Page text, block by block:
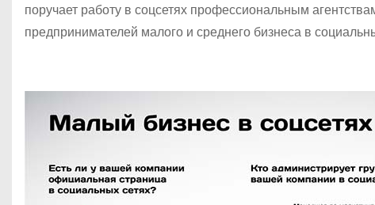
поручает работу в соцсетях профессиональным
предпринимателей малого и среднего бизнеса в